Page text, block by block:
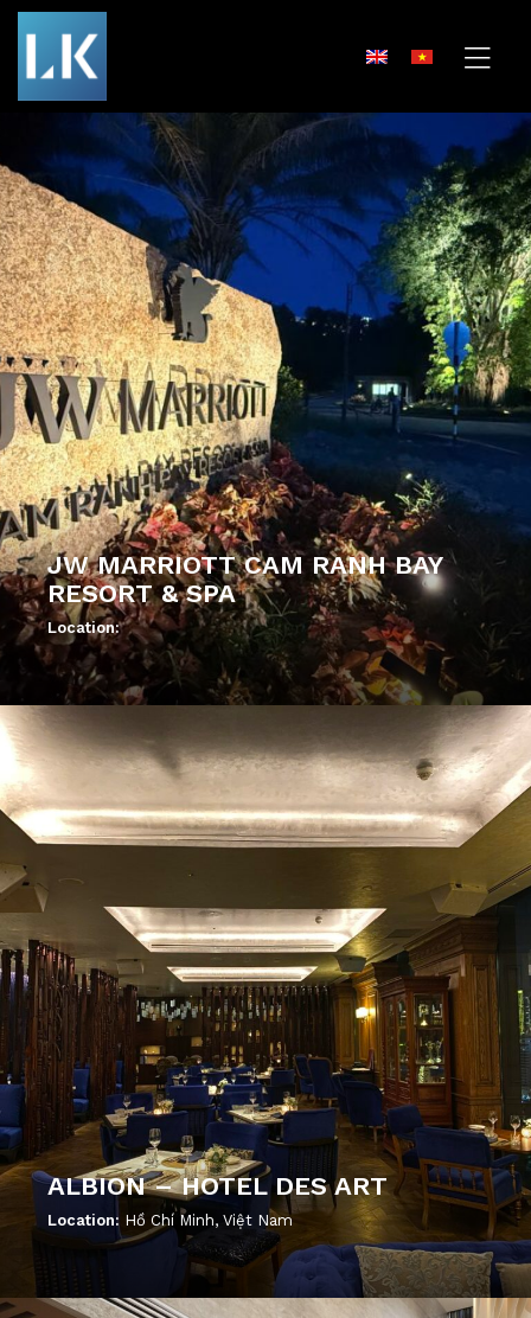
';
JW MARRIOTT CAM RANH BAY
RESORT & SPA
Location:
';
ALBION – HOTEL DES ART
Location: Hồ Chí Minh, Việt Nam